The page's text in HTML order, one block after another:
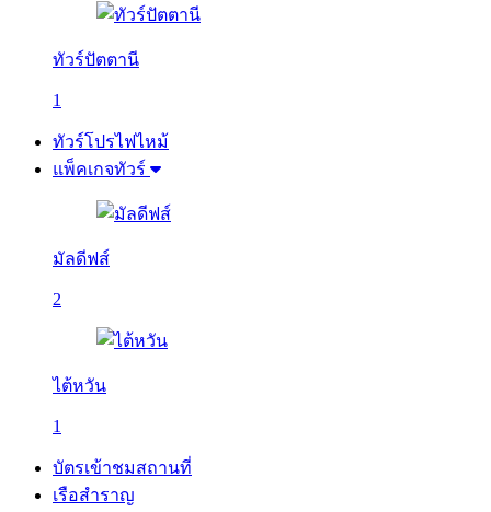
ทัวร์ปัตตานี
1
ทัวร์โปรไฟไหม้
แพ็คเกจทัวร์
มัลดีฟส์
2
ไต้หวัน
1
บัตรเข้าชมสถานที่
เรือสำราญ